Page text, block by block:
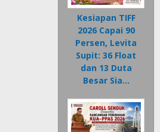
Kesiapan TIFF
2026 Capai 90
Persen, Levita
Supit: 36 Float
dan 13 Duta
Besar Sia…